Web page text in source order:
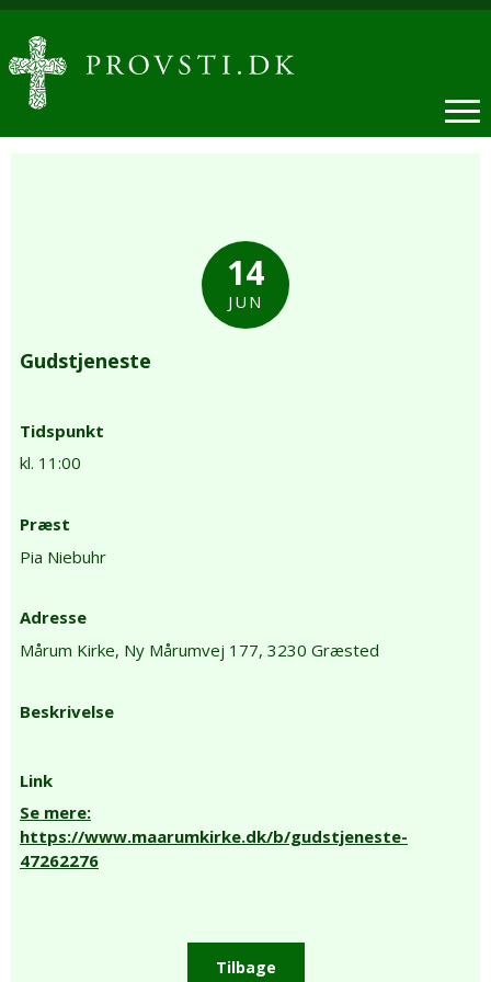
14
JUN
Gudstjeneste
Tidspunkt
kl. 11:00
Præst
Pia Niebuhr
Adresse
Mårum Kirke, Ny Mårumvej 177, 3230 Græsted
Beskrivelse
Link
Se mere:
https://www.maarumkirke.dk/b/gudstjeneste-
47262276
Tilbage